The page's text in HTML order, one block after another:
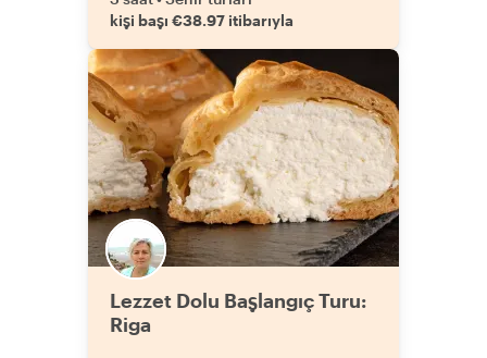
kişi başı €38.97 itibarıyla
Lezzet Dolu Başlangıç Turu:
Riga